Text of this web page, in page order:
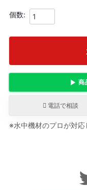
商
電話で相談
※水中機材のプロが対応